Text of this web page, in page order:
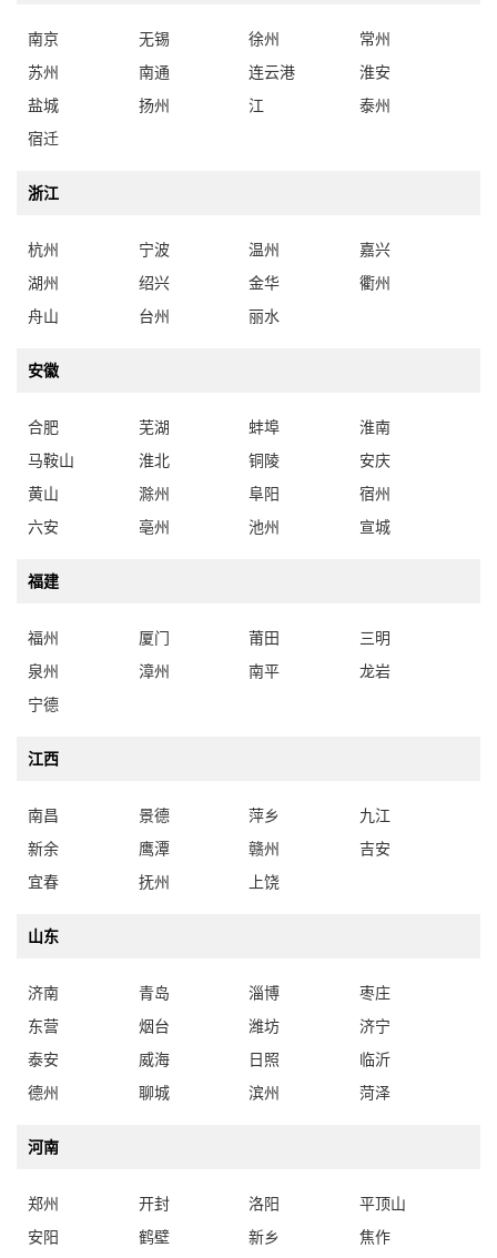
南京 无锡 徐州
常州
苏州
南通 连云港
淮安
盐城
扬州 江
泰州
宿迁
浙江
杭州 宁波 温州
嘉兴
湖州
绍兴 金华
衢州
舟山
台州 丽水
安徽
合肥 芜湖 蚌埠
淮南
马鞍山
淮北 铜陵
安庆
黄山
滁州 阜阳
宿州
六安
亳州 池州 宣城
福建
福州 厦门 莆田
三明
泉州
漳州 南平
龙岩
宁德
江西
南昌 景德 萍乡
九江
新余
鹰潭 赣州
吉安
宜春
抚州 上饶
山东
济南 青岛 淄博
枣庄
东营
烟台 潍坊
济宁
泰安
威海 日照
临沂
德州
聊城 滨州 菏泽
河南
郑州 开封 洛阳
平顶山
安阳
鹤壁 新乡
焦作